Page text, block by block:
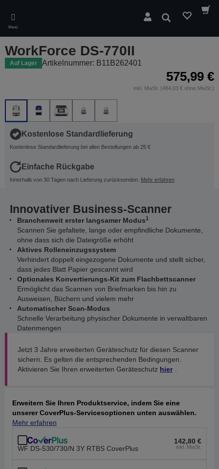
main
content
Menü
Suchen
WorkForce DS-770II
Auf Lager Artikelnummer: B11B262401
575,99 €
inkl. MwSt. (484,03 € ohne MwSt.)
Kostenlose Standardlieferung
Kostenlose Standardlieferung bei allen Bestellungen ab 25 €
Einfache Rückgabe
Innerhalb von 30 Tagen nach Lieferung zurücksenden. Mehr erfahren
Innovativer Business-Scanner
Branchenweit erster langsamer Modus1
Scannen Sie gefaltete, lange oder empfindliche Dokumente,
ohne dass sich die Dateigröße erhöht
Aktives Rolleneinzugssystem
Verhindert doppelt eingezogene Dokumente und stellt sicher,
dass jedes Blatt Papier gescannt wird
Optionales Konvertierungs-Kit zum Flachbettscanner
Ermöglicht das Scannen von Briefmarken bis hin zu
Ausweisen, Büchern und vielem mehr
Automatischer Scan-Modus
Schnelle Verarbeitung physischer Dokumente in verwaltbaren
Datenmengen
Jetzt 3 Jahre erweiterten Geräteschutz für diesen Scanner
sichern. Es gelten die entsprechenden Bedingungen.
Aktivieren Sie Ihren erweiterten Geräteschutz hier
Erweitern Sie Ihren Produktservice, indem Sie eine
unserer CoverPlus-Servicesoptionen unten auswählen.
Mehr erfahren
WF DS-530/730/N 3Y RTBS CoverPlus
142,80 €
inkl. MwSt.